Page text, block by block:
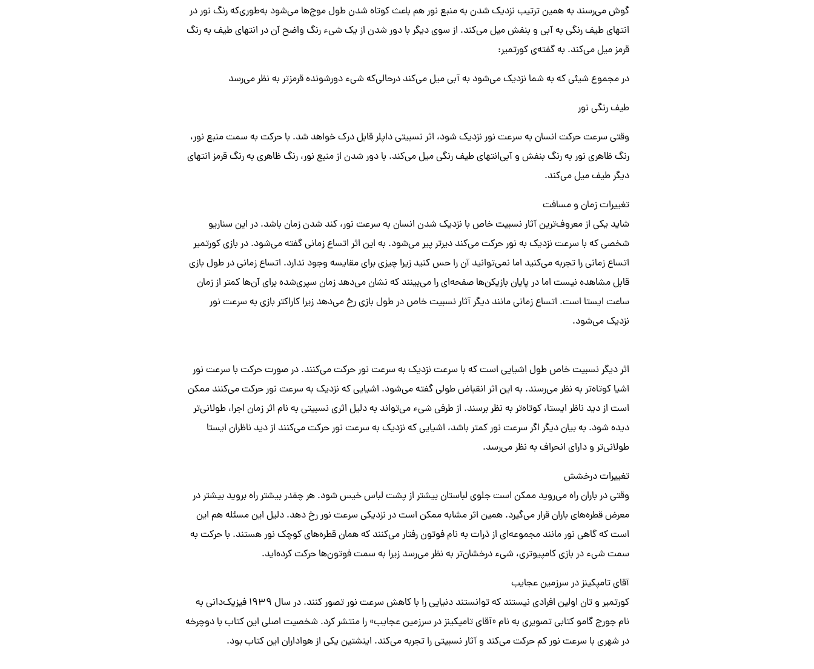
گوش می‌رسند به همین ترتیب نزدیک شدن به منبع نور هم باعث کوتاه‌ شدن طول موج‌ها می‌شود به‌طوری‌که رنگ نور در
انتهای طیف رنگی به آبی و بنفش میل می‌کند. از سوی دیگر با دور شدن از یک شیء رنگ واضح آن در انتهای طیف به رنگ
قرمز میل می‌کند. به گفته‌ی کورتمیر:
در مجموع شیئی که به شما نزدیک می‌شود به آبی میل می‌کند درحالی‌که شیء دورشونده قرمزتر به نظر می‌رسد
طیف رنگی نور
وقتی سرعت حرکت انسان به سرعت نور نزدیک شود، اثر نسبیتی داپلر قابل درک خواهد شد. با حرکت به سمت منبع نور،
رنگ ظاهری نور به رنگ بنفش و آبی‌انتهای طیف رنگی میل می‌کند. با دور شدن از منبع نور، رنگ ظاهری به رنگ قرمز انتهای
دیگر طیف میل می‌کند.
تغییرات زمان و مسافت
شاید یکی از معروف‌ترین آثار نسبیت خاص با نزدیک شدن انسان به سرعت نور، کند شدن زمان باشد. در این سناریو
شخصی که با سرعت نزدیک به نور حرکت می‌کند دیرتر پیر می‌شود. به این اثر اتساع زمانی گفته می‌شود. در بازی کورتمیر
اتساع زمانی را تجربه می‌کنید اما نمی‌توانید آن را حس کنید زیرا چیزی برای مقایسه وجود ندارد. اتساع زمانی در طول بازی
قابل مشاهده نیست اما در پایان بازیکن‌ها صفحه‌ای را می‌بینند که نشان می‌دهد زمان سپری‌شده برای آن‌ها کمتر از زمان
ساعت ایستا است. اتساع زمانی مانند دیگر آثار نسبیت خاص در طول بازی رخ می‌دهد زیرا کاراکتر بازی به سرعت نور
نزدیک می‌شود.
اثر دیگر نسبیت خاص طول اشیایی است که با سرعت نزدیک به سرعت نور حرکت می‌کنند. در صورت حرکت با سرعت نور
اشیا کوتاه‌تر به نظر می‌رسند. به این اثر انقباض طولی گفته می‌شود. اشیایی که نزدیک به سرعت نور حرکت می‌کنند ممکن
است از دید ناظر ایستا، کوتاه‌تر به نظر برسند. از طرفی شیء می‌تواند به دلیل اثری نسبیتی به نام اثر زمان اجرا، طولانی‌تر
دیده شود. به بیان دیگر اگر سرعت نور کمتر باشد، اشیایی که نزدیک به سرعت نور حرکت می‌کنند از دید ناظران ایستا
طولانی‌تر و دارای انحراف به نظر می‌رسد.
تغییرات درخشش
وقتی در باران راه می‌روید ممکن است جلوی لباستان بیشتر از پشت لباس خیس شود. هر چقدر بیشتر راه بروید بیشتر در
معرض قطره‌های باران قرار می‌گیرد. همین اثر مشابه ممکن است در نزدیکی سرعت نور رخ دهد. دلیل این مسئله هم این
است که گاهی نور مانند مجموعه‌ای از ذرات به نام فوتون رفتار می‌کنند که همان قطره‌های کوچک نور هستند. با حرکت به
سمت شیء در بازی کامپیوتری، شیء درخشان‌تر به نظر می‌رسد زیرا به سمت فوتون‌ها حرکت کرده‌اید.
آقای تامپکینز در سرزمین عجایب
کورتمیر و تان اولین افرادی نیستند که توانستند دنیایی را با کاهش سرعت نور تصور کنند. در سال ۱۹۳۹ فیزیک‌دانی به
نام جورج گامو کتابی تصویری به نام «آقای تامپکینز در سرزمین عجایب» را منتشر کرد. شخصیت اصلی این کتاب با دوچرخه
در شهری با سرعت نور کم حرکت می‌کند و آثار نسبیتی را تجربه می‌کند. اینشتین یکی از هواداران این کتاب بود.